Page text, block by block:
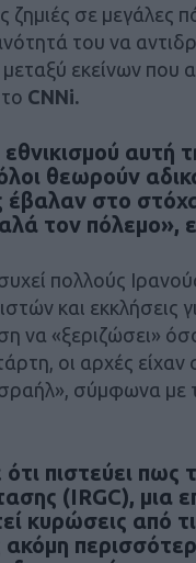
σε μεγάλες
του να
εκείνων που
CNNi.
αυτή
θεωρούν
στο
τον πόλεμο»,
πολλούς
και εκκλήσεις
να «ξεριζώσει»
οι αρχές
σύμφωνα με
ότι πιστεύει
(IRGC), μια
κυρώσεις από